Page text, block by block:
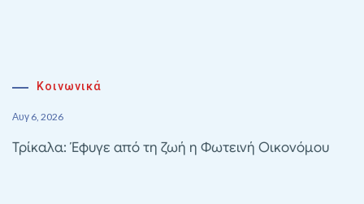
Κοινωνικά
Αυγ 6, 2026
Τρίκαλα: Έφυγε από τη ζωή η Φωτεινή Οικονόμου